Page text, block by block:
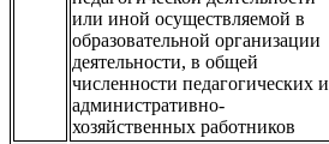
или иной осуществляемой в
образовательной организации
деятельности, в общей
численности педагогических и
административно-
хозяйственных работников